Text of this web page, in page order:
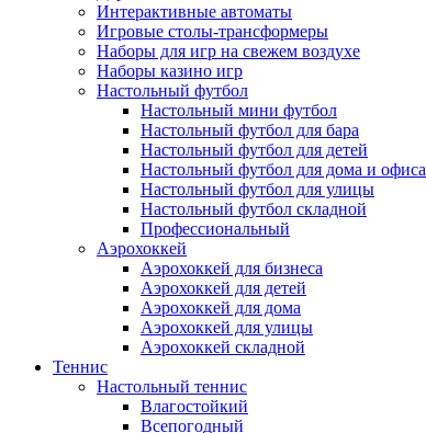
Интерактивные автоматы
Игровые столы-трансформеры
Наборы для игр на свежем воздухе
Наборы казино игр
Настольный футбол
Настольный мини футбол
Настольный футбол для бара
Настольный футбол для детей
Настольный футбол для дома и офиса
Настольный футбол для улицы
Настольный футбол складной
Профессиональный
Аэрохоккей
Аэрохоккей для бизнеса
Аэрохоккей для детей
Аэрохоккей для дома
Аэрохоккей для улицы
Аэрохоккей складной
Теннис
Настольный теннис
Влагостойкий
Всепогодный